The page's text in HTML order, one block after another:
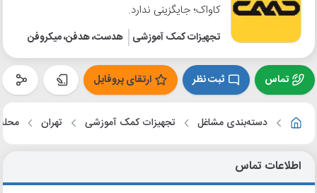
کاواک؛ جایگزینی ندارد.
تجهیزات کمک آموزشی هدست، هدفن، میکروفن
تماس ثبت نظر ارتقای پروفایل
دسته‌بندی مشاغل تجهیزات کمک آموزشی تهران
اطلاعات تماس